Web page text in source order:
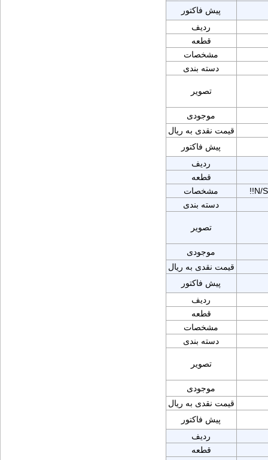
پیش فاکتور
ردیف
قطعه
مشخصات
دسته بندی
تصویر
موجودی
قیمت نقدی به ریال
پیش فاکتور
ردیف
قطعه
مشخصات
!!N/
دسته بندی
تصویر
موجودی
قیمت نقدی به ریال
پیش فاکتور
ردیف
قطعه
مشخصات
دسته بندی
تصویر
موجودی
قیمت نقدی به ریال
پیش فاکتور
ردیف
قطعه